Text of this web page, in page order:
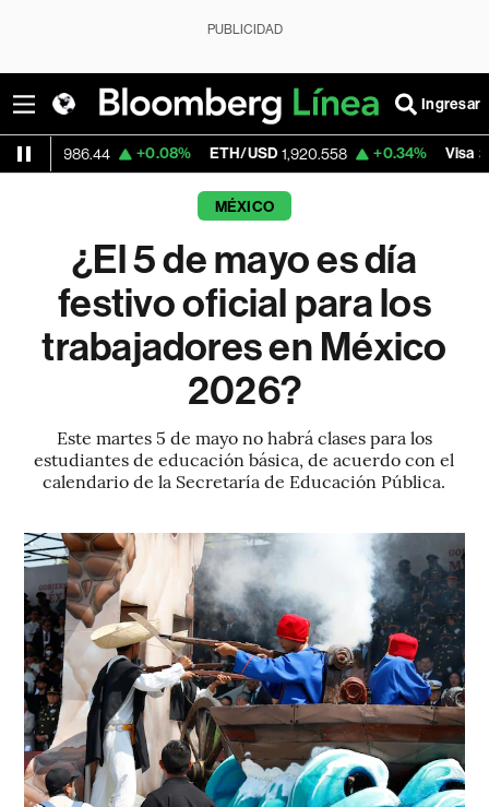
PUBLICIDAD
Ingresar
+0.08% ETH/USD 1,920.558 +0.34% Visa 362.50 -
MÉXICO
¿El 5 de mayo es día
festivo oficial para los
trabajadores en México
2026?
Este martes 5 de mayo no habrá clases para los
estudiantes de educación básica, de acuerdo con el
calendario de la Secretaría de Educación Pública.